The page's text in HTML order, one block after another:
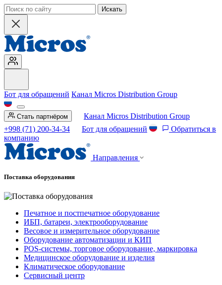
Искать
Бот для обращений Канал Micros Distribution Group
Стать партнёром
Канал Micros Distribution Group
+998 (71) 200-34-34
Бот для обращений
Обратиться в
компанию
Направления
Поставка оборудования
Печатное и постпечатное оборудование
ИБП, батареи, электрооборудование
Весовое и измерительное оборудование
Оборудование автоматизации и КИП
POS-системы, торговое оборудование, маркировка
Медицинское оборудование и изделия
Климатическое оборудование
Сервисный центр